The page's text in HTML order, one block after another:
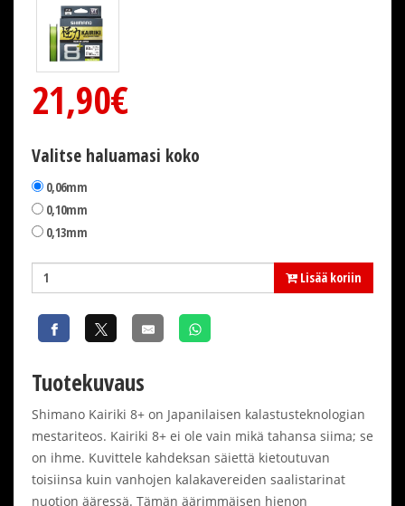
21,90€
Valitse haluamasi koko
0,06mm
0,10mm
0,13mm
Lisää koriin
Tuotekuvaus
Shimano Kairiki 8+ on Japanilaisen kalastusteknologian
mestariteos. Kairiki 8+ ei ole vain mikä tahansa siima; se
on ihme. Kuvittele kahdeksan säiettä kietoutuvan
toisiinsa kuin vanhojen kalakavereiden saalistarinat
nuotion ääressä. Tämän äärimmäisen hienon